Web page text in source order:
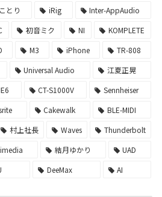
とり iRig
Inter-AppAudio
初音ミク NI
KOMPLETE
M3 iPhone
TR-808
Universal Audio
江夏正晃
CT-S1000V
Sennheiser
Cakewalk
BLE-MIDI
村上社長 Waves
Thunderbolt
結月ゆかり
UAD
DeeMax AI